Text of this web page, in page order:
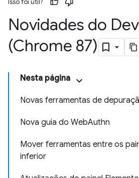
Isso foi útil?
Novidades do Dev
(Chrome 87)
Nesta página
Novas ferramentas de
Nova guia do WebAuthn
Mover ferramentas entre os
inferior